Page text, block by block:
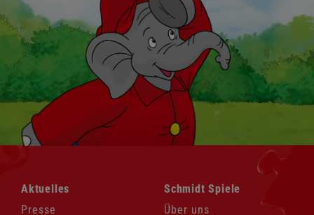
überspringen
Aktuelles
Presse
Navigation
überspringen
Schmidt Spiele
Über uns